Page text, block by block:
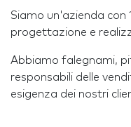
Siamo un'azienda con
progettazione e
Abbiamo falegnami,
responsabili delle
esigenza dei nostri